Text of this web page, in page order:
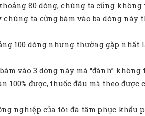
80 dòng, chúng ta cũng không
chúng ta cũng bám vào ba dòng này
100 dòng nhưng thường gặp nhất
bám vào 3 dòng này mà “đánh”
100% được, thuốc đâu mà theo
nghiệp của tôi đã tâm phục khẩu